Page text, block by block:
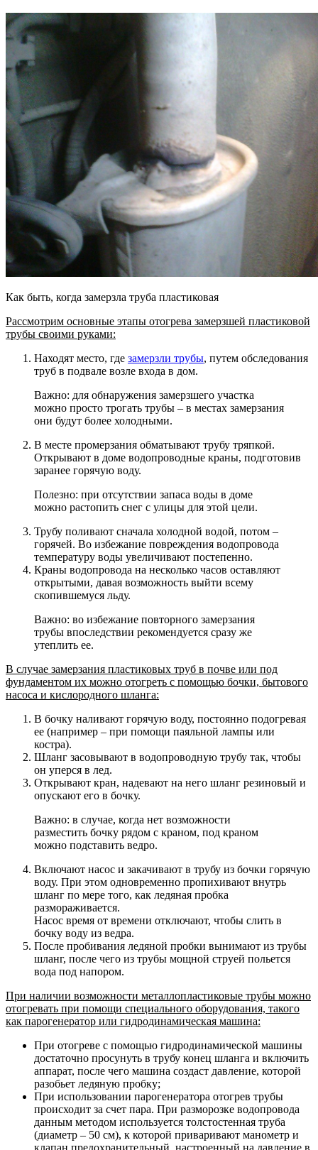
Как быть, когда замерзла труба пластиковая
Рассмотрим основные этапы отогрева замерзшей пластиковой
трубы своими руками:
Находят место, где замерзли трубы, путем обследования
труб в подвале возле входа в дом.
Важно: для обнаружения замерзшего участка
можно просто трогать трубы – в местах замерзания
они будут более холодными.
В месте промерзания обматывают трубу тряпкой.
Открывают в доме водопроводные краны, подготовив
заранее горячую воду.
Полезно: при отсутствии запаса воды в доме
можно растопить снег с улицы для этой цели.
Трубу поливают сначала холодной водой, потом –
горячей. Во избежание повреждения водопровода
температуру воды увеличивают постепенно.
Краны водопровода на несколько часов оставляют
открытыми, давая возможность выйти всему
скопившемуся льду.
Важно: во избежание повторного замерзания
трубы впоследствии рекомендуется сразу же
утеплить ее.
В случае замерзания пластиковых труб в почве или под
фундаментом их можно отогреть с помощью бочки, бытового
насоса и кислородного шланга:
В бочку наливают горячую воду, постоянно подогревая
ее (например – при помощи паяльной лампы или
костра).
Шланг засовывают в водопроводную трубу так, чтобы
он уперся в лед.
Открывают кран, надевают на него шланг резиновый и
опускают его в бочку.
Важно: в случае, когда нет возможности
разместить бочку рядом с краном, под краном
можно подставить ведро.
Включают насос и закачивают в трубу из бочки горячую
воду. При этом одновременно пропихивают внутрь
шланг по мере того, как ледяная пробка
размораживается.
Насос время от времени отключают, чтобы слить в
бочку воду из ведра.
После пробивания ледяной пробки вынимают из трубы
шланг, после чего из трубы мощной струей польется
вода под напором.
При наличии возможности металлопластиковые трубы можно
отогревать при помощи специального оборудования, такого
как парогенератор или гидродинамическая машина:
При отогреве с помощью гидродинамической машины
достаточно просунуть в трубу конец шланга и включить
аппарат, после чего машина создаст давление, которой
разобьет ледяную пробку;
При использовании парогенератора отогрев трубы
происходит за счет пара. При разморозке водопровода
данным методом используется толстостенная труба
(диаметр – 50 см), к которой приваривают манометр и